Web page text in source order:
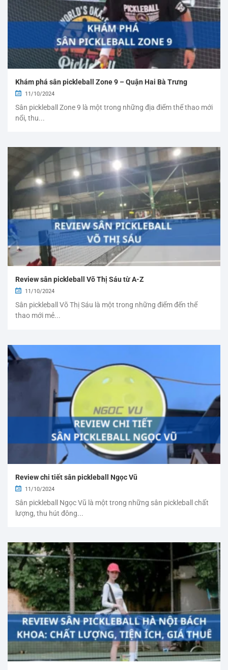
Khám phá sân pickleball Zone 9 – Quận Hai Bà Trưng
11/10/2024
Sân pickleball Zone 9 là một trong những địa điểm thể thao mới
nổi, thu...
Review sân pickleball Võ Thị Sáu từ A-Z
11/10/2024
Sân pickleball Võ Thị Sáu là một trong những điểm đến thể
thao mới mẻ...
Review chi tiết sân pickleball Ngọc Vũ
11/10/2024
Sân pickleball Ngọc Vũ là một trong những sân pickleball chất
lượng, thu hút đông...